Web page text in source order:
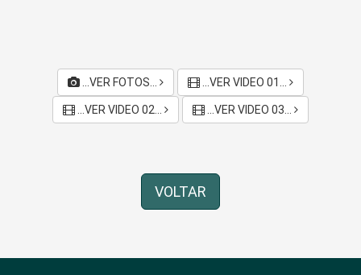
...VER FOTOS... ...VER VIDEO 01...
...VER VIDEO 02... ...VER VIDEO 03...
VOLTAR